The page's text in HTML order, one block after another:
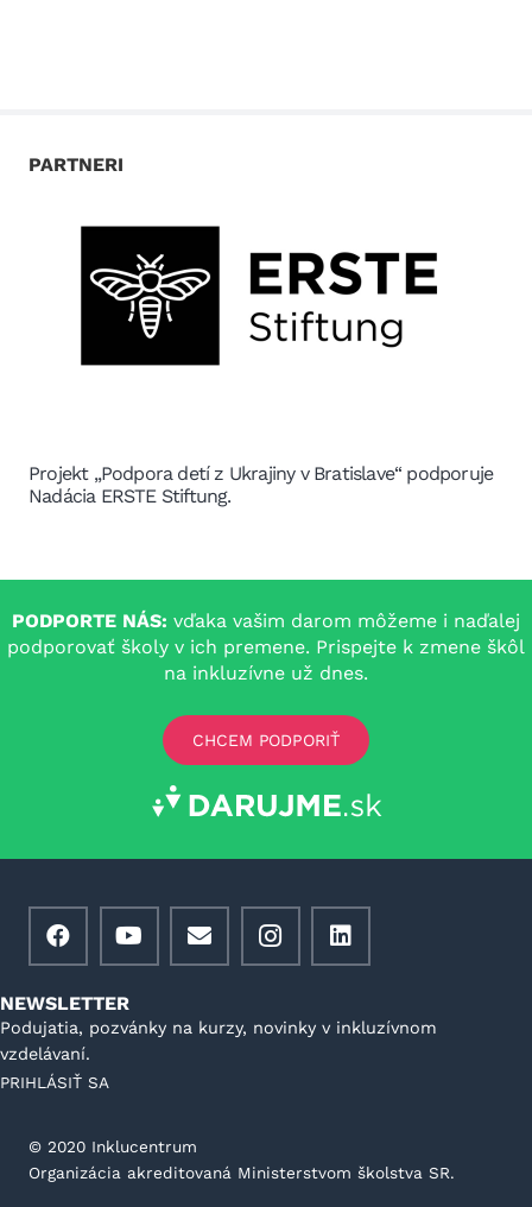
PARTNERI
Projekt „Podpora detí z Ukrajiny v Bratislave“ podporuje
Nadácia ERSTE Stiftung.
PODPORTE NÁS: vďaka vašim darom môžeme i naďalej
podporovať školy v ich premene. Prispejte k zmene škôl
na inkluzívne už dnes.
CHCEM PODPORIŤ
NEWSLETTER
Podujatia, pozvánky na kurzy, novinky v inkluzívnom
vzdelávaní.
PRIHLÁSIŤ SA
©️ 2020 Inklucentrum
Organizácia akreditovaná Ministerstvom školstva SR.